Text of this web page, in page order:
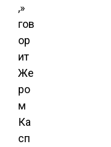
,»
гов
ор
ит
Же
ро
м
Ка
сп